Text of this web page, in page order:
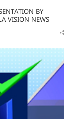
BY
VISION NEWS